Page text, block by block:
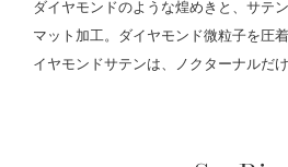
ダイヤモンドのような煌めきと、サテ
マット加工。ダイヤモンド微粒子を圧
イヤモンドサテンは、ノクターナルだ